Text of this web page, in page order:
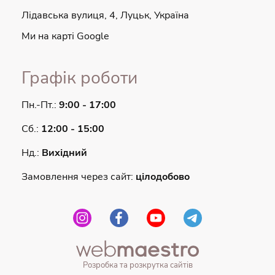
Лідавська вулиця, 4, Луцьк, Україна
Ми на карті Google
Графік роботи
Пн.-Пт.: 9:00 - 17:00
Сб.: 12:00 - 15:00
Нд.: Вихідний
Замовлення через сайт: цілодобово
Розробка та розкрутка сайтів